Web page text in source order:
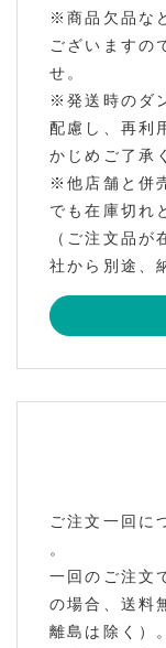
※商品欠品な
ございますの
せ。
※発送時のダ
配慮し、再利
かじめご了承
※他店舗と併
でも在庫切れ
（ご注文品が
社から別途、
ご注文一回に
。
一回のご注文
の場合、送料
離島は除く）。